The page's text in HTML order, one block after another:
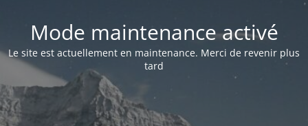
Mode maintenance activé
Le site est actuellement en maintenance. Merci de revenir plus
tard